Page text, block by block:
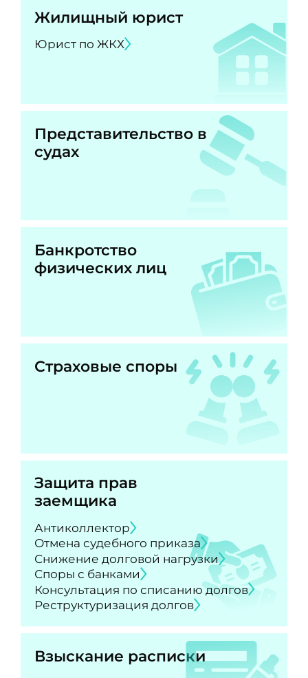
Жилищный юрист
Юрист по ЖКХ
Представительство в
судах
Банкротство
физических лиц
Страховые споры
Защита прав
заемщика
Антиколлектор
Отмена судебного приказа
Снижение долговой нагрузки
Споры с банками
Консультация по списанию долгов
Реструктуризация долгов
Взыскание расписки